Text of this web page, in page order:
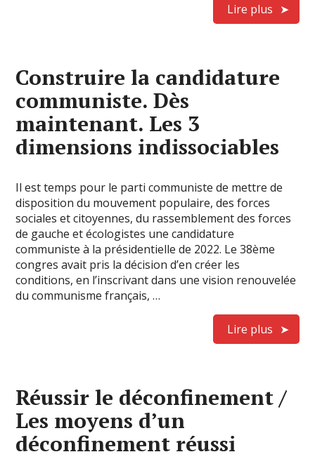
Lire plus
Construire la candidature
communiste. Dès
maintenant. Les 3
dimensions indissociables
Il est temps pour le parti communiste de mettre de
disposition du mouvement populaire, des forces
sociales et citoyennes, du rassemblement des forces
de gauche et écologistes une candidature
communiste à la présidentielle de 2022. Le 38ème
congres avait pris la décision d’en créer les
conditions, en l’inscrivant dans une vision renouvelée
du communisme français, …
Lire plus
Réussir le déconfinement /
Les moyens d’un
déconfinement réussi